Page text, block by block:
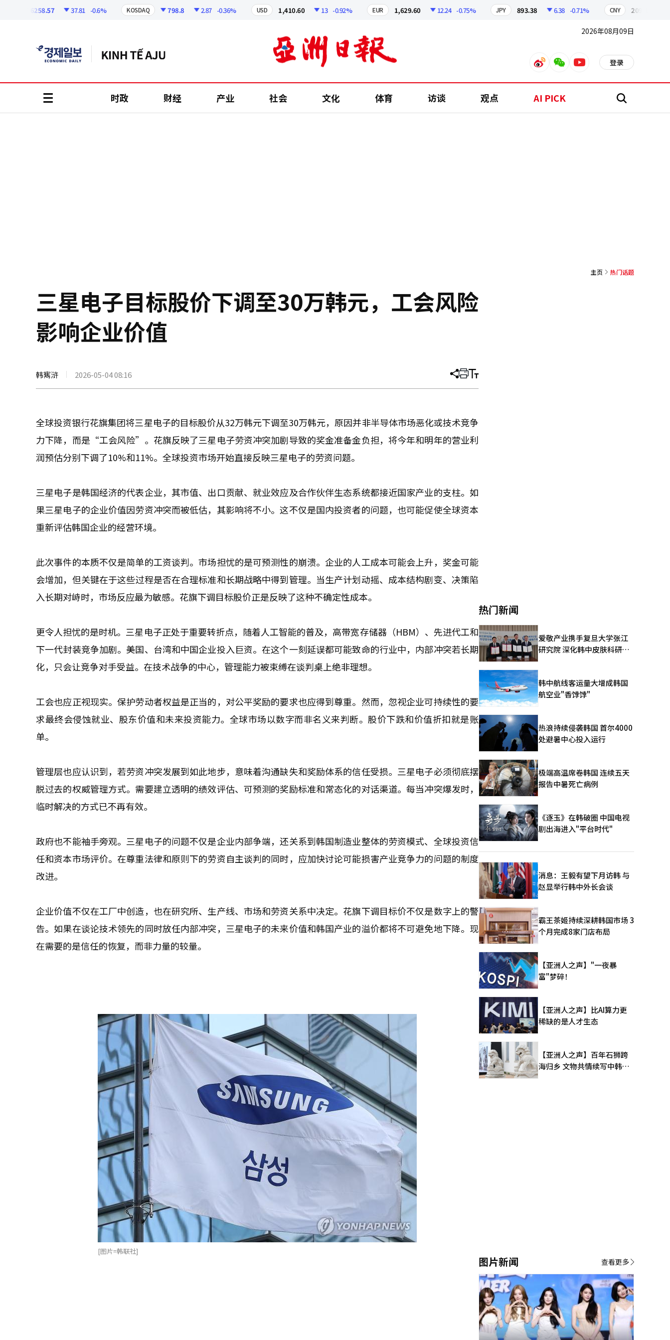
6258.57 37.81 -0.6% KOSDAQ 798.8 2.87 -0.36% USD 1,410.60 13 -0.92% EUR 1,629.60 12.24 -0.75% JPY 893.38 6.38 -0.71% CNY 209.17
2026年08月09日
weiboweixinyoutube 登录
时政 财经 产业 社会 文化 体育 访谈 观点 AI PICK 搜
主页 热门话题
三星电子目标股价下调至30万韩元，工会风险
影响企业价值
韩寯浒 2026-05-04 08:16 分
文
打 调
大
全球投资银行花旗集团将三星电子的目标股价从32万韩元下调至30万韩元，原因并非半导体市场恶化或技术竞争
力下降，而是“工会风险”。花旗反映了三星电子劳资冲突加剧导致的奖金准备金负担，将今年和明年的营业利
润预估分别下调了10%和11%。全球投资市场开始直接反映三星电子的劳资问题。
三星电子是韩国经济的代表企业，其市值、出口贡献、就业效应及合作伙伴生态系统都接近国家产业的支柱。如
果三星电子的企业价值因劳资冲突而被低估，其影响将不小。这不仅是国内投资者的问题，也可能促使全球资本
重新评估韩国企业的经营环境。
此次事件的本质不仅是简单的工资谈判。市场担忧的是可预测性的崩溃。企业的人工成本可能会上升，奖金可能
会增加，但关键在于这些过程是否在合理标准和长期战略中得到管理。当生产计划动摇、成本结构剧变、决策陷
入长期对峙时，市场反应最为敏感。花旗下调目标股价正是反映了这种不确定性成本。
更令人担忧的是时机。三星电子正处于重要转折点，随着人工智能的普及，高带宽存储器（HBM）、先进代工和
下一代封装竞争加剧。美国、台湾和中国企业投入巨资。在这个一刻延误都可能致命的行业中，内部冲突若长期
化，只会让竞争对手受益。在技术战争的中心，管理能力被束缚在谈判桌上绝非理想。
工会也应正视现实。保护劳动者权益是正当的，对公平奖励的要求也应得到尊重。然而，忽视企业可持续性的要
求最终会侵蚀就业、股东价值和未来投资能力。全球市场以数字而非名义来判断。股价下跌和价值折扣就是账
单。
管理层也应认识到，若劳资冲突发展到如此地步，意味着沟通缺失和奖励体系的信任受损。三星电子必须彻底摆
脱过去的权威管理方式。需要建立透明的绩效评估、可预测的奖励标准和常态化的对话渠道。每当冲突爆发时，
临时解决的方式已不再有效。
政府也不能袖手旁观。三星电子的问题不仅是企业内部争端，还关系到韩国制造业整体的劳资模式、全球投资信
任和资本市场评价。在尊重法律和原则下的劳资自主谈判的同时，应加快讨论可能损害产业竞争力的问题的制度
改进。
企业价值不仅在工厂中创造，也在研究所、生产线、市场和劳资关系中决定。花旗下调目标价不仅是数字上的警
告。如果在谈论技术领先的同时放任内部冲突，三星电子的未来价值和韩国产业的溢价都将不可避免地下降。现
在需要的是信任的恢复，而非力量的较量。
[图片=韩联社]
热门新闻
爱敬产业携手复旦大学张江
研究院 深化韩中皮肤科研合
韩中航线客运量大增成韩国
航空业"香饽饽"
热浪持续侵袭韩国 首尔4000
处避暑中心投入运行
极端高温席卷韩国 连续五天
报告中暑死亡病例
《逐玉》在韩破圈 中国电视
剧出海进入"平台时代"
消息：王毅有望下月访韩 与
赵显举行韩中外长会谈
霸王茶姬持续深耕韩国市场 3
个月完成8家门店布局
【亚洲人之声】"一夜暴
富"梦碎！
【亚洲人之声】比AI算力更
稀缺的是人才生态
【亚洲人之声】百年石狮跨
海归乡 文物共情续写中韩人
图片新闻 查看更多